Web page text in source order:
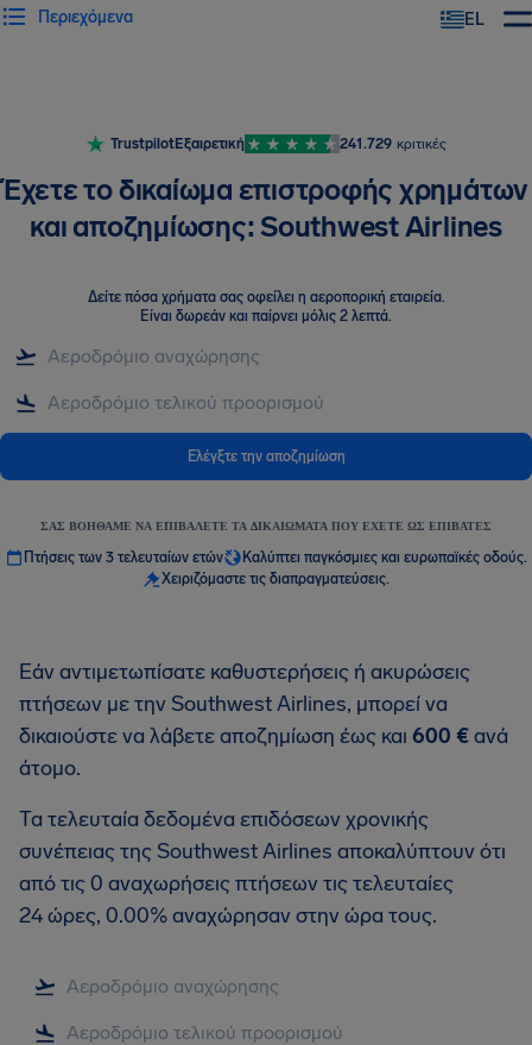
EL
Περιεχόμενα
TrustpilotΕξαιρετική 241.729 κριτικές
Έχετε το δικαίωμα επιστροφής χρημάτων
και αποζημίωσης: Southwest Airlines
Δείτε πόσα χρήματα σας οφείλει η αεροπορική εταιρεία.
Είναι δωρεάν και παίρνει μόλις 2 λεπτά.
Ελέγξτε την αποζημίωση
ΣΑΣ ΒΟΗΘΆΜΕ ΝΑ ΕΠΙΒΆΛΕΤΕ ΤΑ ΔΙΚΑΙΏΜΑΤΑ ΠΟΥ ΈΧΕΤΕ ΩΣ ΕΠΙΒΆΤΕΣ
Πτήσεις των 3 τελευταίων ετών
Καλύπτει παγκόσμιες και ευρωπαϊκές οδούς.
Χειριζόμαστε τις διαπραγματεύσεις.
Εάν αντιμετωπίσατε καθυστερήσεις ή ακυρώσεις
πτήσεων με την Southwest Airlines, μπορεί να
δικαιούστε να λάβετε αποζημίωση έως και 600 €ανά
άτομο.
Τα τελευταία δεδομένα επιδόσεων χρονικής
συνέπειας της Southwest Airlines αποκαλύπτουν ότι
από τις 0 αναχωρήσεις πτήσεων τις τελευταίες
24 ώρες, 0.00% αναχώρησαν στην ώρα τους.